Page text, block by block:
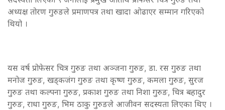
अध्यक्ष तोरण गुरुङले प्रमाणपत्र तथा खादा ओढाएर सम्मान गरिएको
थियो ।
यस वर्ष प्रोफेसर चित्र गुरुङ तथा अञ्जना गुरुङ, डा. रस गुरुङ तथा
मनोज गुरुङ, खड्कजंग गुरुङ तथा कृष्ण गुरुङ, कमला गुरुङ, सुरज
गुरुङ तथा कल्पना गुरुङ, प्रकाश गुरुङ तथा निशा गुरुङ, चित्र बहादुर
गुरुङ, राधा गुरुङ, भिम ठाकु गुरुङले आजीवन सदस्यता लिएका थिए ।